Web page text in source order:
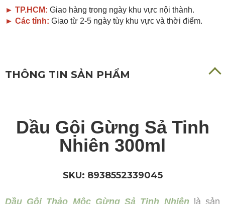
► TP.HCM: Giao hàng trong ngày khu vực nội thành.
► Các tỉnh: Giao từ 2-5 ngày tùy khu vực và thời điểm.
THÔNG TIN SẢN PHẨM
Dầu Gội Gừng Sả Tinh
Nhiên 300ml
SKU: 8938552339045
Dầu Gội Thảo Mộc Gừng Sả Tinh Nhiên là sản